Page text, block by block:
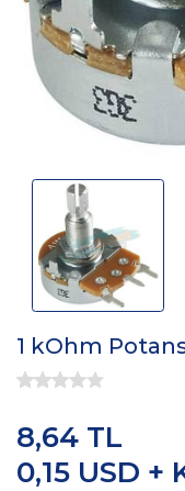
1 kOhm
0,15 USD +
8,64 TL